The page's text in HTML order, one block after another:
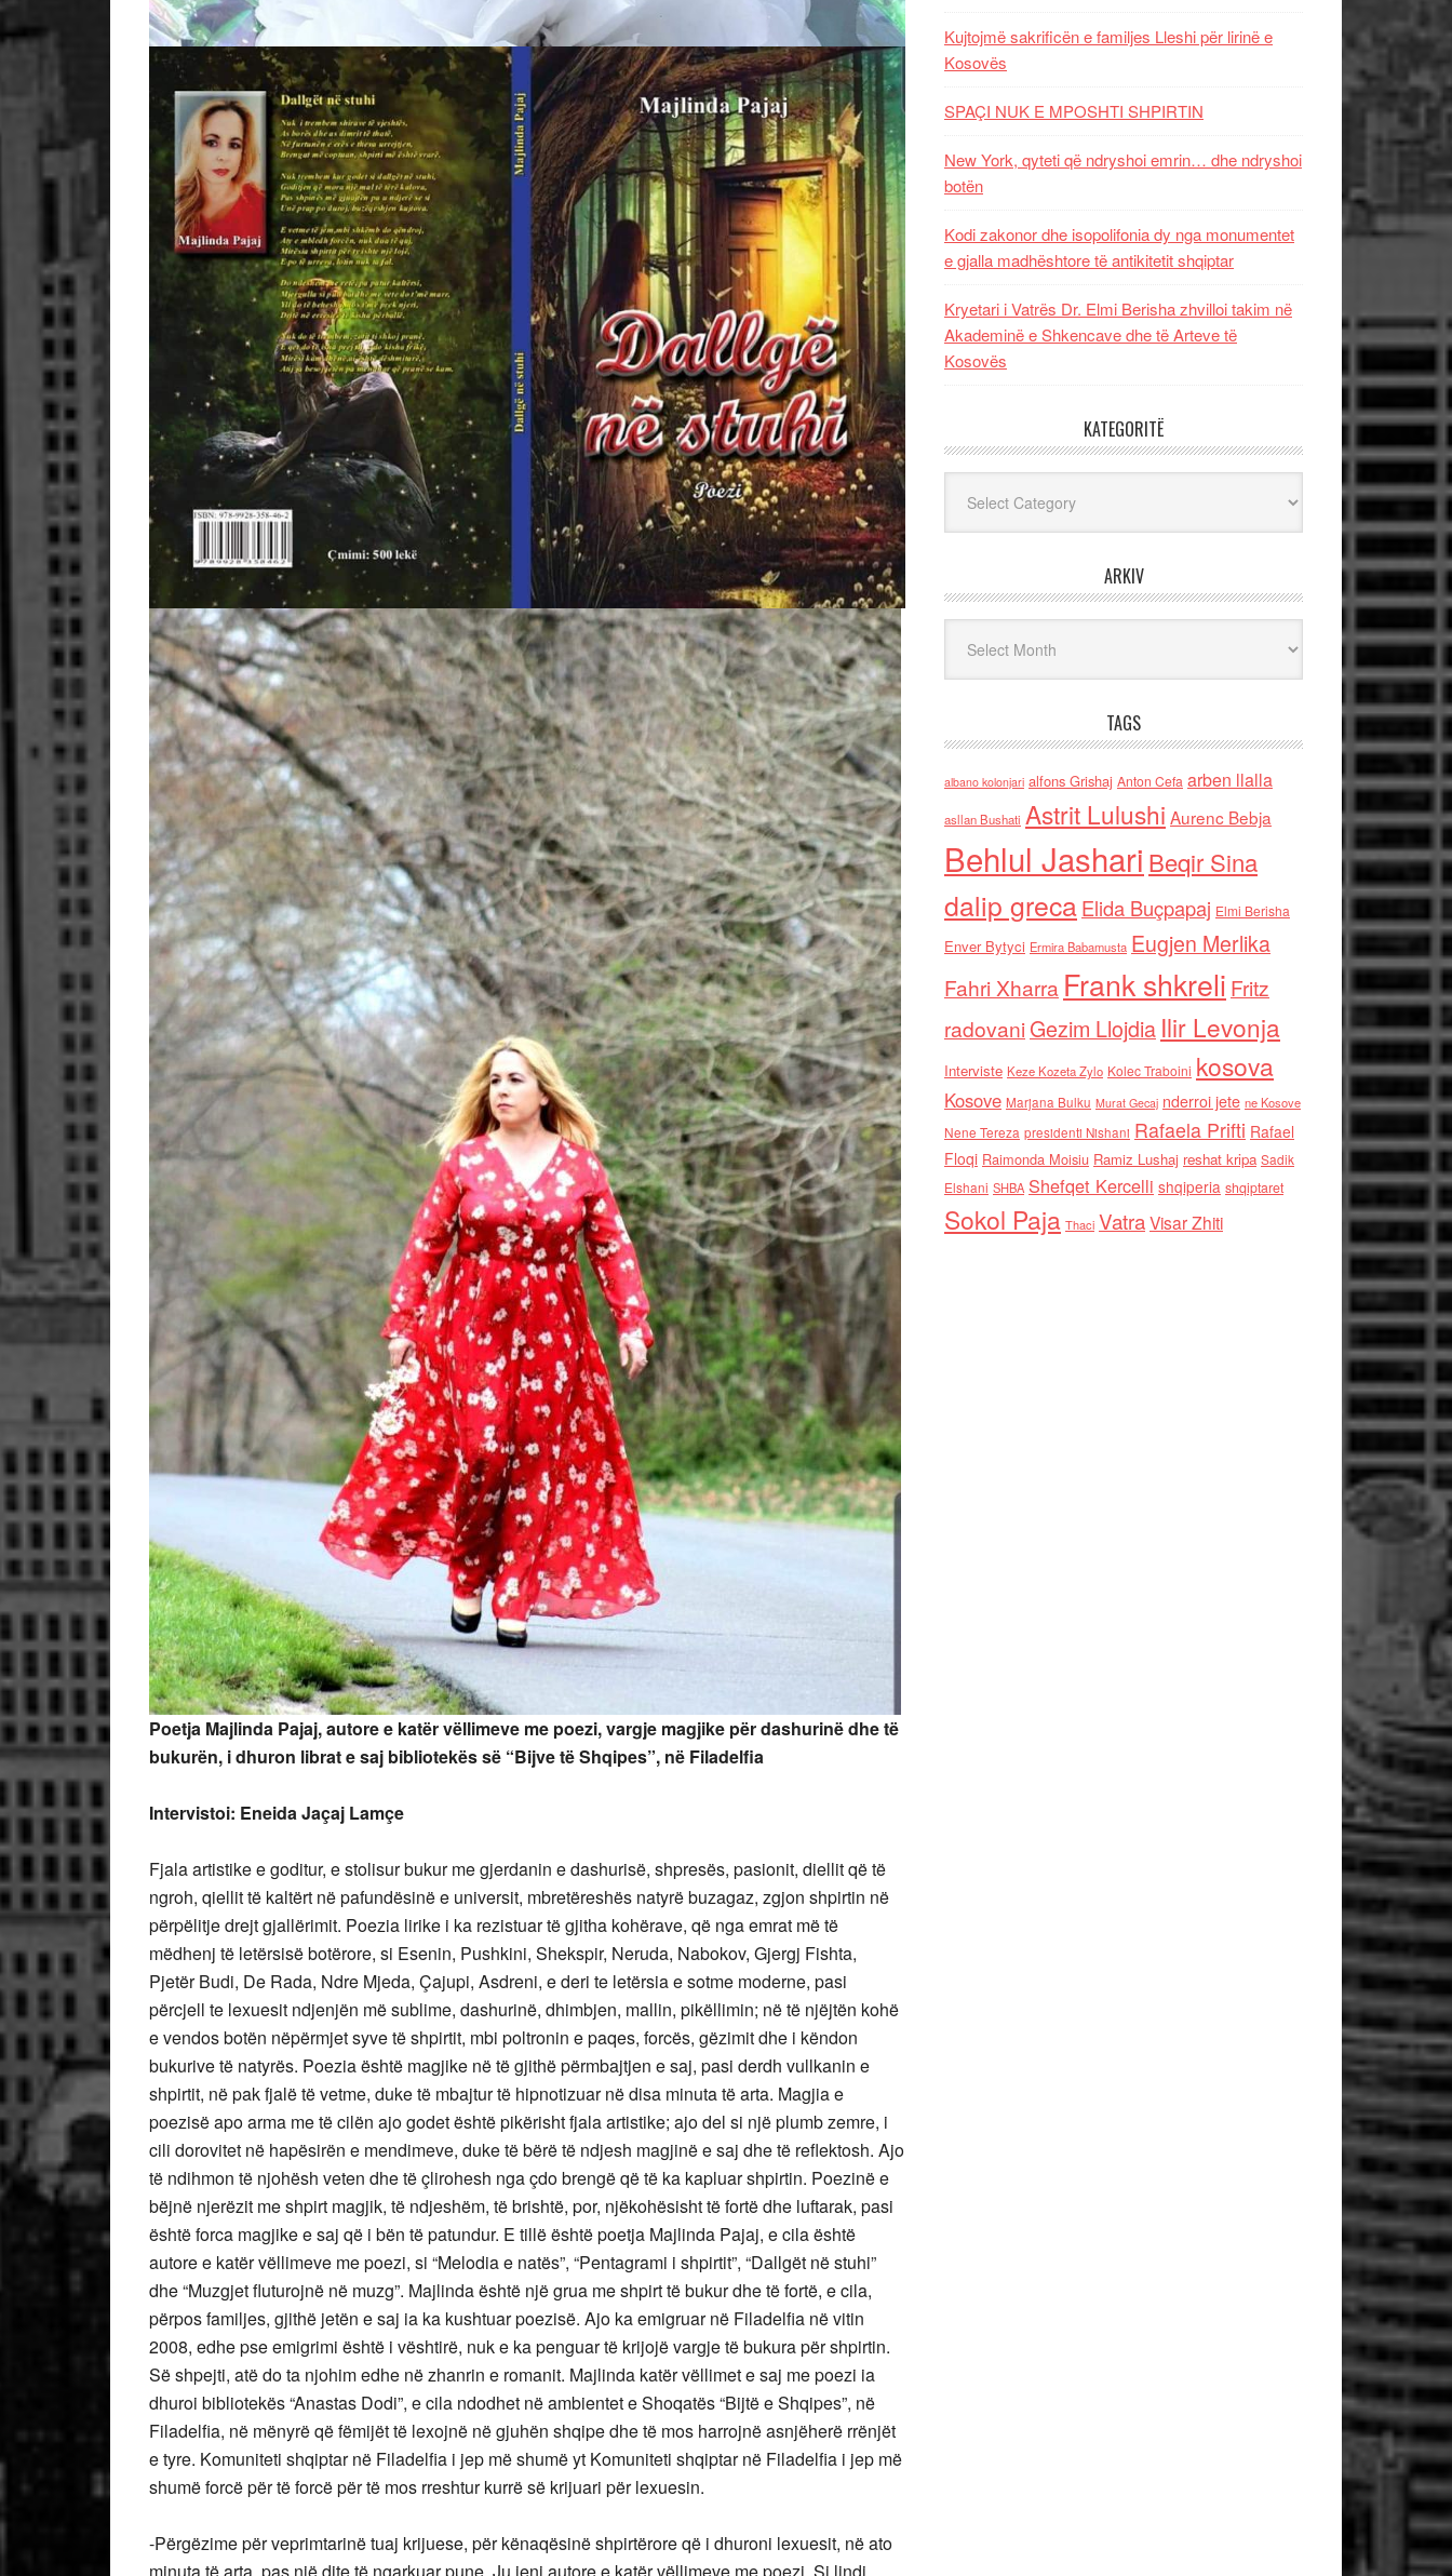
Poetja Majlinda Pajaj, autore e katër vëllimeve me poezi, vargje magjike për dashurinë dhe të
bukurën, i dhuron librat e saj bibliotekës së “Bijve të Shqipes”, në Filadelfia
Intervistoi: Eneida Jaçaj Lamçe
Fjala artistike e goditur, e stolisur bukur me gjerdanin e dashurisë, shpresës, pasionit, diellit që të
ngroh, qiellit të kaltërt në pafundësinë e universit, mbretëreshës natyrë buzagaz, zgjon shpirtin në
përpëlitje drejt gjallërimit. Poezia lirike i ka rezistuar të gjitha kohërave, që nga emrat më të
mëdhenj të letërsisë botërore, si Esenin, Pushkini, Shekspir, Neruda, Nabokov, Gjergj Fishta,
Pjetër Budi, De Rada, Ndre Mjeda, Çajupi, Asdreni, e deri te letërsia e sotme moderne, pasi
përcjell te lexuesit ndjenjën më sublime, dashurinë, dhimbjen, mallin, pikëllimin; në të njëjtën kohë
e vendos botën nëpërmjet syve të shpirtit, mbi poltronin e paqes, forcës, gëzimit dhe i këndon
bukurive të natyrës. Poezia është magjike në të gjithë përmbajtjen e saj, pasi derdh vullkanin e
shpirtit, në pak fjalë të vetme, duke të mbajtur të hipnotizuar në disa minuta të arta. Magjia e
poezisë apo arma me të cilën ajo godet është pikërisht fjala artistike; ajo del si një plumb zemre, i
cili dorovitet në hapësirën e mendimeve, duke të bërë të ndjesh magjinë e saj dhe të reflektosh. Ajo
të ndihmon të njohësh veten dhe të çlirohesh nga çdo brengë që të ka kapluar shpirtin. Poezinë e
bëjnë njerëzit me shpirt magjik, të ndjeshëm, të brishtë, por, njëkohësisht të fortë dhe luftarak, pasi
është forca magjike e saj që i bën të patundur. E tillë është poetja Majlinda Pajaj, e cila është
autore e katër vëllimeve me poezi, si “Melodia e natës”, “Pentagrami i shpirtit”, “Dallgët në stuhi”
dhe “Muzgjet fluturojnë në muzg”. Majlinda është një grua me shpirt të bukur dhe të fortë, e cila,
përpos familjes, gjithë jetën e saj ia ka kushtuar poezisë. Ajo ka emigruar në Filadelfia në vitin
2008, edhe pse emigrimi është i vështirë, nuk e ka penguar të krijojë vargje të bukura për shpirtin.
Së shpejti, atë do ta njohim edhe në zhanrin e romanit. Majlinda katër vëllimet e saj me poezi ia
dhuroi bibliotekës “Anastas Dodi”, e cila ndodhet në ambientet e Shoqatës “Bijtë e Shqipes”, në
Filadelfia, në mënyrë që fëmijët të lexojnë në gjuhën shqipe dhe të mos harrojnë asnjëherë rrënjët
e tyre. Komuniteti shqiptar në Filadelfia i jep më shumë yt Komuniteti shqiptar në Filadelfia i jep më
shumë forcë për të forcë për të mos rreshtur kurrë së krijuari për lexuesin.
-Përgëzime për veprimtarinë tuaj krijuese, për kënaqësinë shpirtërore që i dhuroni lexuesit, në ato
minuta të arta, pas një dite të ngarkuar pune. Ju jeni autore e katër vëllimeve me poezi, Si lindi
Kujtojmë sakrificën e familjes Lleshi për lirinë e
Kosovës
SPAÇI NUK E MPOSHTI SHPIRTIN
New York, qyteti që ndryshoi emrin… dhe ndryshoi
botën
Kodi zakonor dhe isopolifonia dy nga monumentet
e gjalla madhështore të antikitetit shqiptar
Kryetari i Vatrës Dr. Elmi Berisha zhvilloi takim në
Akademinë e Shkencave dhe të Arteve të
Kosovës
KATEGORITË
ARKIV
TAGS
albano kolonjari alfons Grishaj Anton Cefa arben llalla
asllan Bushati Astrit Lulushi Aurenc Bebja
Behlul Jashari Beqir Sina
dalip grecaElida Buçpapaj Elmi Berisha
Enver Bytyci Ermira Babamusta Eugjen Merlika
Fahri Xharra Frank shkreli Fritz
radovaniGezim Llojdia Ilir Levonja
Interviste Keze Kozeta Zylo Kolec Traboini kosova
Kosove Marjana Bulku Murat Gecaj nderroi jete ne Kosove
Nene Tereza presidenti Nishani Rafaela Prifti Rafael
Floqi Raimonda Moisiu Ramiz Lushaj reshat kripa Sadik
Elshani SHBA Shefqet Kercelli shqiperia shqiptaret
Sokol Paja Thaci VatraVisar Zhiti